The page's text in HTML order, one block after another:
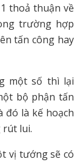
thoả thuận về
trường hợp
tấn công hay
một số thì lại
bộ phận tấn
đó là kế hoạch
rút lui.
vị tướng sẽ có